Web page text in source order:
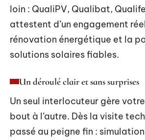
loin : QualiPV, Qualibat,
attestent d’un engagement
rénovation énergétique et la
solutions solaires fiables.
Un déroulé clair et sans surprises
Un seul interlocuteur gère votre
bout à l’autre. Dès la visite
passé au peigne fin :